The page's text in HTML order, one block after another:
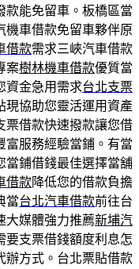
款能免留車。板橋區當
機車借款免留車夥伴原
借款需求三峽汽車借款
案樹林機車借款優質當
資金急用需求台北支票
現協助您靈活運用資產
票借款快速撥款讓您借
富服務經驗當鋪。有當
當鋪借錢最佳選擇當舖
借款降低您的借款負擔
當台北汽車借款前往台
大媒體強力推薦新埔汽
要支票借錢額度利息怎
辦方式。台北票貼借款